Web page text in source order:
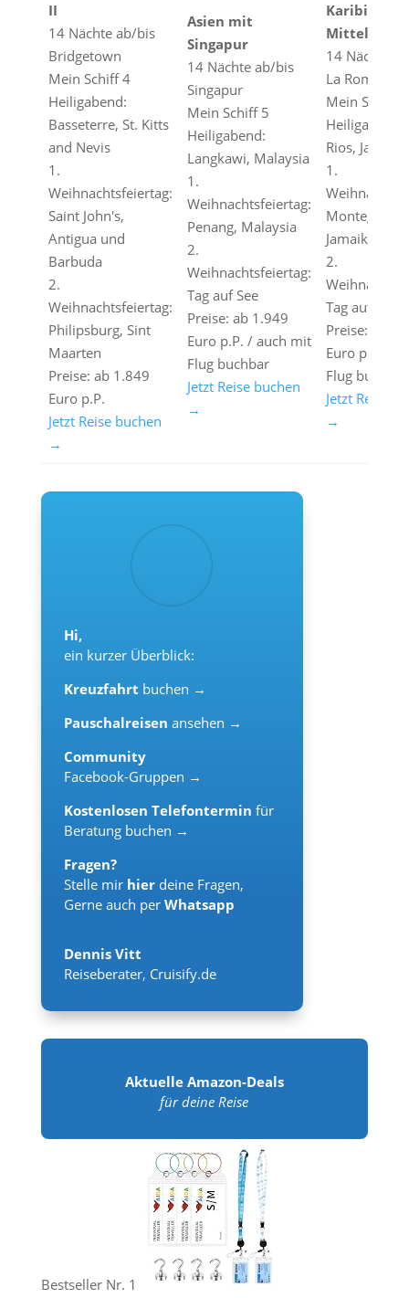
II
14 Nächte ab/bis
Bridgetown
Mein Schiff 4
Heiligabend:
Basseterre, St. Kitts
and Nevis
1.
Weihnachtsfeiertag:
Saint John's,
Antigua und
Barbuda
2.
Weihnachtsfeiertag:
Philipsburg, Sint
Maarten
Preise: ab 1.849
Euro p.P.
Jetzt Reise buchen
→
Asien mit
Singapur
14 Nächte ab/bis
Singapur
Mein Schiff 5
Heiligabend:
Langkawi, Malaysia
1.
Weihnachtsfeiertag:
Penang, Malaysia
2.
Weihnachtsfeiertag:
Tag auf See
Preise: ab 1.949
Euro p.P. / auch mit
Flug buchbar
Jetzt Reise buchen
→
Karibik &
14 Nächte
La Romana
Mein Schiff 6
Heiligabend:
Rios, Jamaika
1.
Montego
Jamaika
2.
Tag auf See
Preise: ab
Euro p.P. /
Flug buchbar
Jetzt Reise
→
Hi,
ein kurzer Überblick:
Kreuzfahrt buchen →
Pauschalreisen ansehen →
Community
Facebook-Gruppen →
Kostenlosen Telefontermin für
Beratung buchen →
Fragen?
Stelle mir hier deine Fragen,
Gerne auch per Whatsapp
Dennis Vitt
Reiseberater, Cruisify.de
Aktuelle Amazon-Deals
für deine Reise
Bestseller Nr. 1